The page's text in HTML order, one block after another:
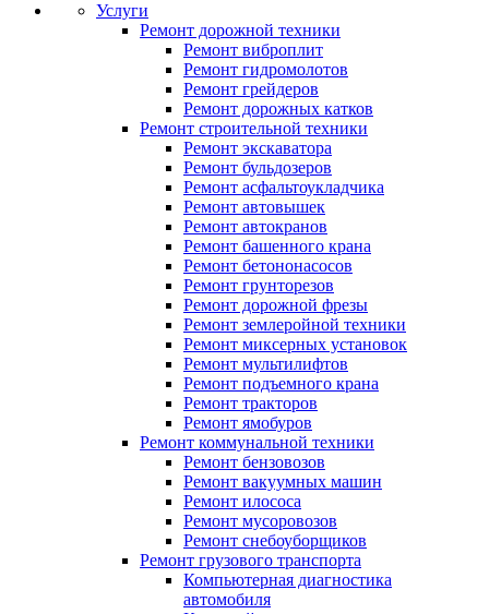
Услуги
Ремонт дорожной техники
Ремонт виброплит
Ремонт гидромолотов
Ремонт грейдеров
Ремонт дорожных катков
Ремонт строительной техники
Ремонт экскаватора
Ремонт бульдозеров
Ремонт асфальтоукладчика
Ремонт автовышек
Ремонт автокранов
Ремонт башенного крана
Ремонт бетононасосов
Ремонт грунторезов
Ремонт дорожной фрезы
Ремонт землеройной техники
Ремонт миксерных установок
Ремонт мультилифтов
Ремонт подъемного крана
Ремонт тракторов
Ремонт ямобуров
Ремонт коммунальной техники
Ремонт бензовозов
Ремонт вакуумных машин
Ремонт илососа
Ремонт мусоровозов
Ремонт снебоуборщиков
Ремонт грузового транспорта
Компьютерная диагностика
автомобиля